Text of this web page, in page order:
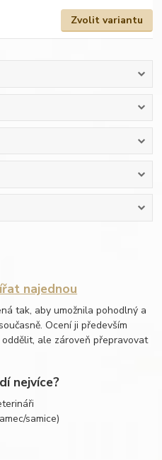
Zvolit variantu
najednou
tak, aby umožnila pohodlný a
Ocení ji především
ale zároveň přepravovat
nejvíce?
samice)